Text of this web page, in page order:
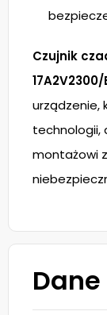
Czujnik
17A2V2300/
urządzenie,
technologii,
montażowi